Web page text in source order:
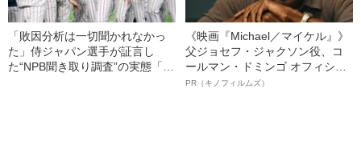
「敗因分析は一切聞かれなかっ
た」侍ジャパン選手が証言し
た“NPB聞き取り調査”の実態「選
《映画『Michael／マイケル』》
父ジョセフ・ジャクソン役、コ
ールマン・ドミンゴ オフィシャ
ルインタビュー“観客を魅了した
PR（キノフィルムズ）